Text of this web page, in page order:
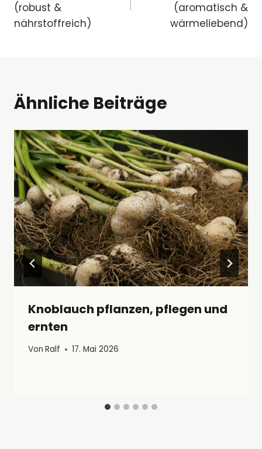
(robust &
nährstoffreich)
(aromatisch &
wärmeliebend)
Ähnliche Beiträge
Knoblauch pflanzen, pflegen und
ernten
Von Ralf 17. Mai 2026